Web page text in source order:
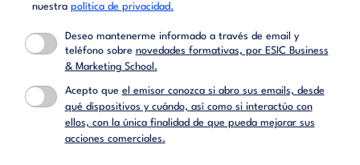
nuestra política de privacidad.
Deseo mantenerme informado a través de email y
teléfono sobre novedades formativas, por ESIC Business
& Marketing School.
Acepto que el emisor conozca si abro sus emails, desde
qué dispositivos y cuándo, así como si interactúo con
ellos, con la única finalidad de que pueda mejorar sus
acciones comerciales.